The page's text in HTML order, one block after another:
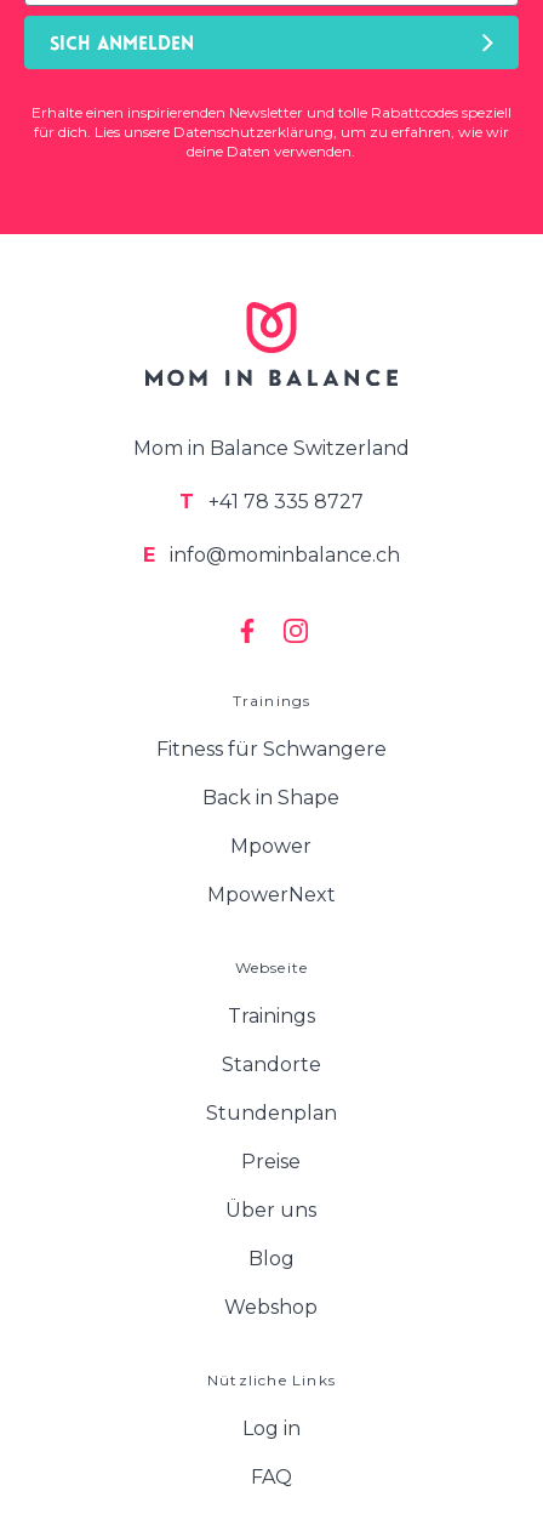
SICH ANMELDEN
Erhalte einen inspirierenden Newsletter und tolle Rabattcodes speziell
für dich. Lies unsere Datenschutzerklärung , um zu erfahren, wie wir
deine Daten verwenden.
Mom in Balance Switzerland
T +41 78 335 8727
E info@mominbalance.ch
Trainings
Fitness für Schwangere
Back in Shape
Mpower
MpowerNext
Webseite
Trainings
Standorte
Stundenplan
Preise
Über uns
Blog
Webshop
Nützliche Links
Log in
FAQ